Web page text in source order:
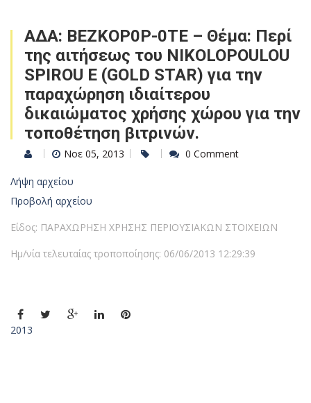
ΑΔΑ: ΒΕΖΚΟΡ0Ρ-0ΤΕ – Θέμα: Περί
της αιτήσεως του NIKOLOPOULOU
SPIROU E (GOLD STAR) για την
παραχώρηση ιδιαίτερου
δικαιώματος χρήσης χώρου για την
τοποθέτηση βιτρινών.
Νοε 05, 2013 0 Comment
Λήψη αρχείου
Προβολή αρχείου
Είδος: ΠΑΡΑΧΩΡΗΣΗ ΧΡΗΣΗΣ ΠΕΡΙΟΥΣΙΑΚΩΝ ΣΤΟΙΧΕΙΩΝ
Ημ/νία τελευταίας τροποποίησης: 06/06/2013 12:29:39
2013